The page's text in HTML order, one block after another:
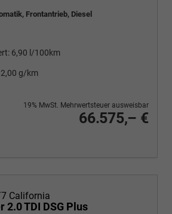
Frontantrieb, Diesel
6,90 l/100km
g/km
66.575,– €
19% MwSt. Mehrwertsteuer ausweisbar
drucken
California
2.0 TDI DSG Plus